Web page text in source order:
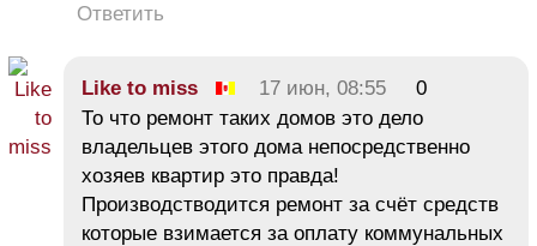
Ответить
Like to miss 17 июн, 08:55
0
То что ремонт таких домов это дело
владельцев этого дома непосредственно
хозяев квартир это правда!
Производстводится ремонт за счёт средств
которые взимается за оплату коммунальных